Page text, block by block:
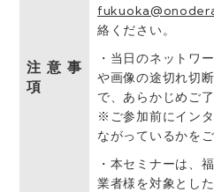
注意事
項
絡ください。
・当⽇のネットワ
や画像の途切れ切
で、あらかじめご
※ご参加前にイン
ながっているかを
・本セミナーは、
業者様を対象とし